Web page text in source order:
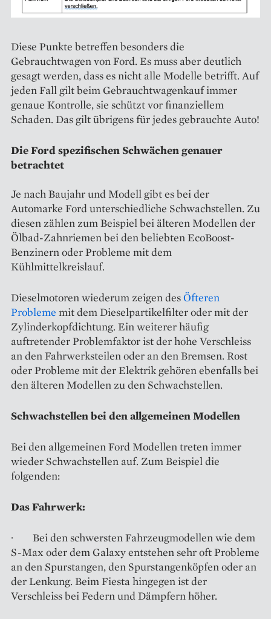
Diese Punkte betreffen besonders die
Gebrauchtwagen von Ford. Es muss aber deutlich
gesagt werden, dass es nicht alle Modelle betrifft. Auf
jeden Fall gilt beim Gebrauchtwagenkauf immer
genaue Kontrolle, sie schützt vor finanziellem
Schaden. Das gilt übrigens für jedes gebrauchte Auto!
Die Ford spezifischen Schwächen genauer
betrachtet
Je nach Baujahr und Modell gibt es bei der
Automarke Ford unterschiedliche Schwachstellen. Zu
diesen zählen zum Beispiel bei älteren Modellen der
Ölbad-Zahnriemen bei den beliebten EcoBoost-
Benzinern oder Probleme mit dem
Kühlmittelkreislauf.
Dieselmotoren wiederum zeigen desÖfteren
Probleme mit dem Dieselpartikelfilter oder mit der
Zylinderkopfdichtung. Ein weiterer häufig
auftretender Problemfaktor ist der hohe Verschleiss
an den Fahrwerksteilen oder an den Bremsen. Rost
oder Probleme mit der Elektrik gehören ebenfalls bei
den älteren Modellen zu den Schwachstellen.
Schwachstellen bei den allgemeinen Modellen
Bei den allgemeinen Ford Modellen treten immer
wieder Schwachstellen auf. Zum Beispiel die
folgenden:
Das Fahrwerk:
· Bei den schwersten Fahrzeugmodellen wie dem
S-Max oder dem Galaxy entstehen sehr oft Probleme
an den Spurstangen, den Spurstangenköpfen oder an
der Lenkung. Beim Fiesta hingegen ist der
Verschleiss bei Federn und Dämpfern höher.